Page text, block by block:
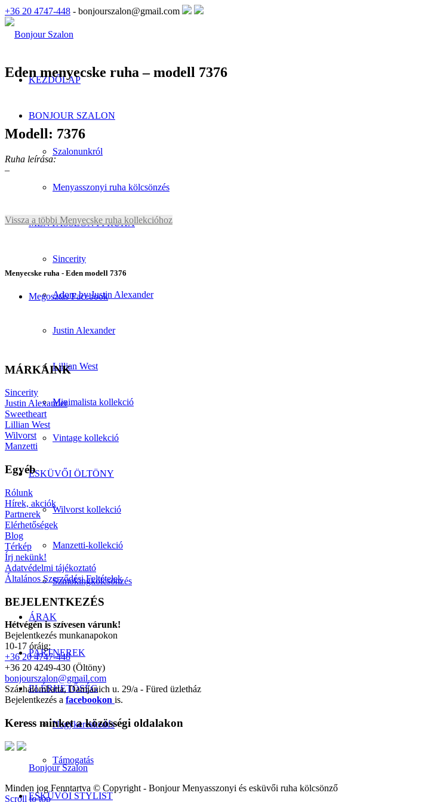
+36 20 4747-448 - bonjourszalon@gmail.com
KEZDŐLAP
BONJOUR SZALON
Szalonunkról
Menyasszonyi ruha kölcsönzés
MENYASSZONYI RUHA
Sincerity
Adore by Justin Alexander
Justin Alexander
Lillian West
Minimalista kollekció
Vintage kollekció
ESKÜVŐI ÖLTÖNY
Wilvorst kollekció
Manzetti-kollekció
Szmokingkölcsönzés
ÁRAK
PARTNEREK
ELÉRHETŐSÉG
Nagykereskedés
Támogatás
ESKÜVŐI STYLIST
Eden menyecske ruha – modell 7376
Modell: 7376
Ruha leírása:
–
Vissza a többi Menyecske ruha kollekcióhoz
Menyecske ruha - Eden modell 7376
Megosztás Facebook
MÁRKÁINK
Sincerity
Justin Alexander
Sweetheart
Lillian West
Wilvorst
Manzetti
Egyéb
Rólunk
Hírek, akciók
Partnerek
Elérhetőségek
Blog
Térkép
Írj nekünk!
Adatvédelmi tájékoztató
Általános Szerződési Feltételek
BEJELENTKEZÉS
Hétvégén is szívesen várunk!
Bejelentkezés munkanapokon
10-17 óráig:
+36 20 4747-448
+36 20 4249-430 (Öltöny)
bonjourszalon@gmail.com
Százhalombatta, Damjanich u. 29/a - Füred üzletház
Bejelentkezés a facebookon is.
Keress minket a közösségi oldalakon
Bonjour Szalon
Minden jog Fenntartva © Copyright - Bonjour Menyasszonyi és esküvői ruha kölcsönző
Scroll to top